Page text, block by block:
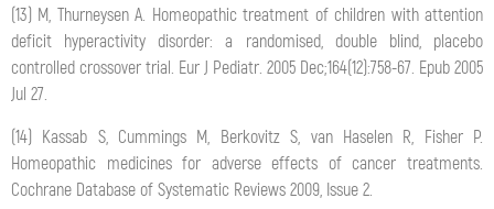
(13) M, Thurneysen A. Homeopathic treatment of children with attention
deficit hyperactivity disorder: a randomised, double blind, placebo
controlled crossover trial. Eur J Pediatr. 2005 Dec;164(12):758-67. Epub 2005
Jul 27.
(14) Kassab S, Cummings M, Berkovitz S, van Haselen R, Fisher P.
Homeopathic medicines for adverse effects of cancer treatments.
Cochrane Database of Systematic Reviews 2009, Issue 2.